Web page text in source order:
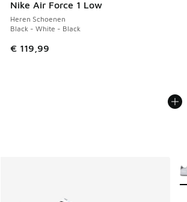
Nike Air Force 1 Low
Heren Schoenen
Black - White - Black
€ 119,99